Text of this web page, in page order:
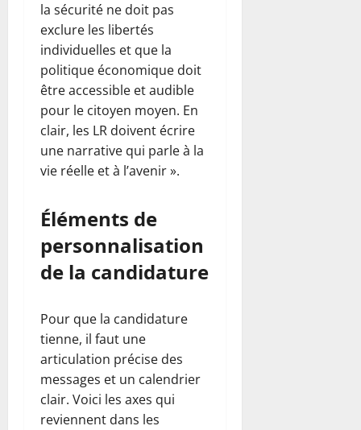
la sécurité ne doit pas
exclure les libertés
individuelles et que la
politique économique doit
être accessible et audible
pour le citoyen moyen. En
clair, les LR doivent écrire
une narrative qui parle à la
vie réelle et à l’avenir ».
Éléments de
personnalisation
de la candidature
Pour que la candidature
tienne, il faut une
articulation précise des
messages et un calendrier
clair. Voici les axes qui
reviennent dans les